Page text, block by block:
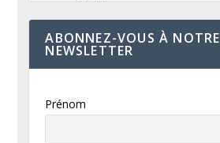
ABONNEZ-VOUS À NOTRE
NEWSLETTER
Prénom